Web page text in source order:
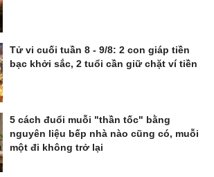
Tử vi cuối tuần 8 - 9/8: 2 con giáp tiền
bạc khởi sắc, 2 tuổi cần giữ chặt ví tiền
5 cách đuổi muỗi "thần tốc" bằng
nguyên liệu bếp nhà nào cũng có, muỗi
một đi không trở lại